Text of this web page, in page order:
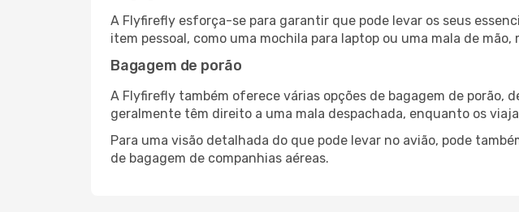
A Flyfirefly esforça-se para garantir que pode levar os seus
item pessoal, como uma mochila para laptop ou uma mala de
Bagagem de porão
A Flyfirefly também oferece várias opções de bagagem de porão,
geralmente têm direito a uma mala despachada, enquanto os
Para uma visão detalhada do que pode levar no avião, pode
de bagagem de companhias aéreas.